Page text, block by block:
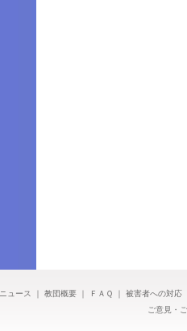
ニュース 教団概要｜ ＦＡＱ 被害者への対応
ご意見・